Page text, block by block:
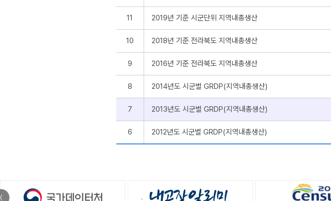
11 2019년 기준 시군단위 지역내총생산
10 2018년 기준 전라북도 지역내총생산
9 2016년 기준 전라북도 지역내총생산
8 2014년도 시군별 GRDP(지역내총생산)
7 2013년도 시군별 GRDP(지역내총생산)
6 2012년도 시군별 GRDP(지역내총생산)
〈